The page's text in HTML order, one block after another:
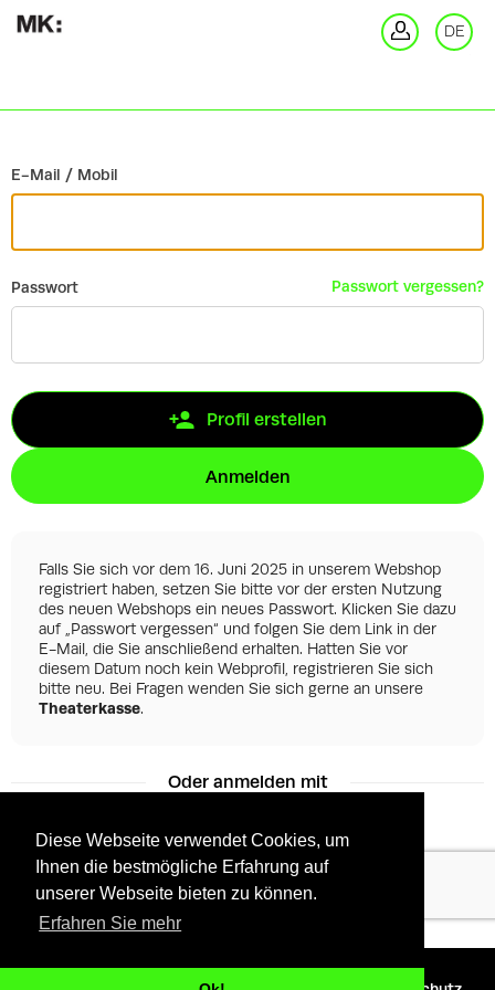
Diese Webseite verwendet Cookies, um
Ihnen die bestmögliche Erfahrung auf
unserer Webseite bieten zu können.
Erfahren Sie mehr
DE
E-Mail / Mobil
Passwort Passwort vergessen?
Profil erstellen
Anmelden
Falls Sie sich vor dem 16. Juni 2025 in unserem Webshop
registriert haben, setzen Sie bitte vor der ersten Nutzung
des neuen Webshops ein neues Passwort. Klicken Sie dazu
auf „Passwort vergessen“ und folgen Sie dem Link in der
E-Mail, die Sie anschließend erhalten. Hatten Sie vor
diesem Datum noch kein Webprofil, registrieren Sie sich
bitte neu. Bei Fragen wenden Sie sich gerne an unsere
Theaterkasse.
Oder anmelden mit
Facebook